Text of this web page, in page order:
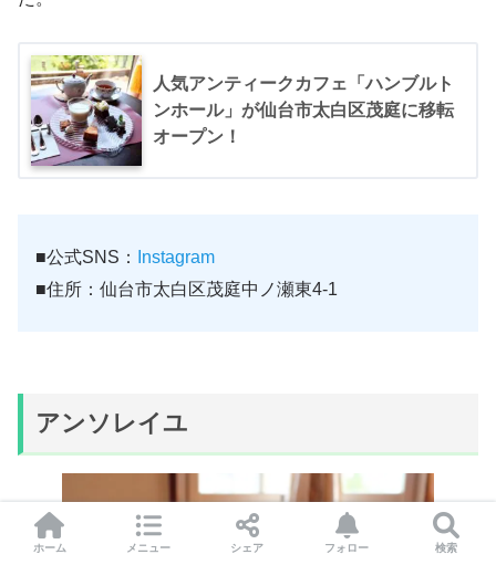
人気アンティークカフェ「ハンブルト
ンホール」が仙台市太白区茂庭に移転
オープン！
■公式SNS：
Instagram
■住所：仙台市太白区茂庭中ノ瀬東4-1
アンソレイユ
ホーム メニュー シェア フォロー 検索